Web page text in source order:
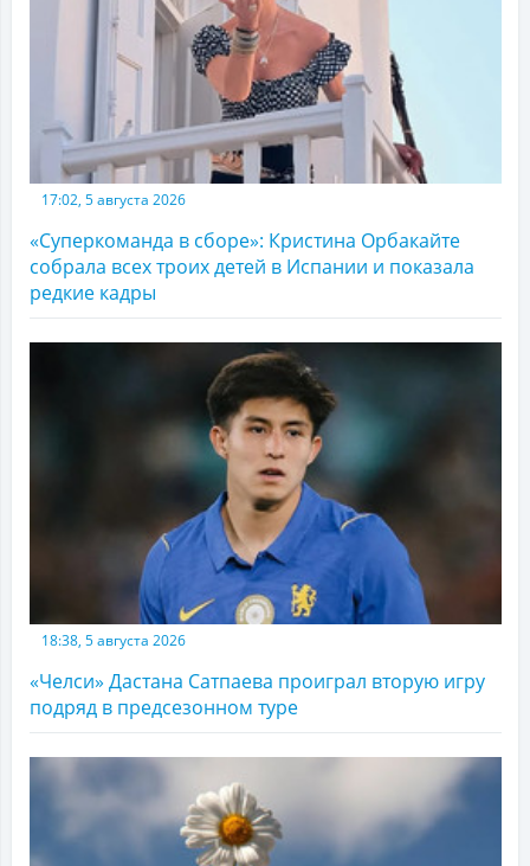
17:02, 5 августа 2026
«Суперкоманда в сборе»: Кристина Орбакайте
собрала всех троих детей в Испании и показала
редкие кадры
18:38, 5 августа 2026
«Челси» Дастана Сатпаева проиграл вторую игру
подряд в предсезонном туре